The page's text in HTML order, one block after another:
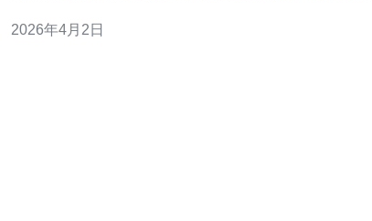
ISP（Viettel、VNPT、FPT）在带宽标称值接近度不同，
2026年4月2日